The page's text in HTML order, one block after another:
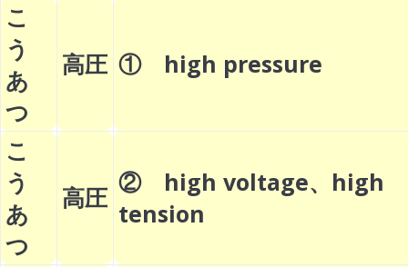
こ
う
あ
つ
高圧 ① high pressure
こ
う
あ
つ
高圧 ② high voltage、high
tension